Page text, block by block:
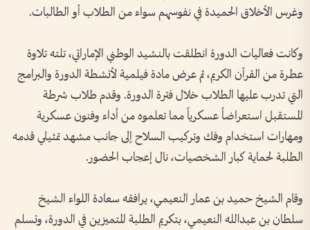
وغرس الأخلاق الحميدة في نفوسهم سواء من الطلاب أو الطالبات.
وكانت فعاليات الدورة انطلقت بالنشيد الوطني الإماراتي، تلته تلاوة
عطرة من القرآن الكريم، ثم عرض مادة فيلمية لأنشطة الدورة والبرامج
التي تدرب عليها الطلاب خلال فترة الدورة. وقدم طلاب شرطة
المستقبل استعراضاً عسكرياً مما تعلموه من أداء وفنون عسكرية
ومهارات استخدام وفك وتركيب السلاح إلى جانب مشهد تمثيلي قدمه
الطلبة لحماية كبار الشخصيات، نال إعجاب الحضور.
وقام الشيخ حميد بن عمار النعيمي، يرافقه سعادة اللواء الشيخ
سلطان بن عبدالله النعيمي، بتكريم الطلبة المتميزين في الدورة، وتسلم